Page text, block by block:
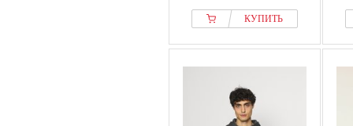
КУПИТЬ